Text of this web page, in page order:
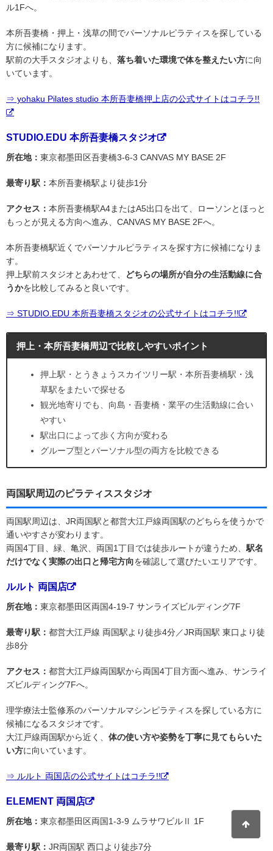
ル1Fへ。
本所吾妻橋・押上・浅草の間でパーソナルピラティスを探している
方に候補になります。
駅前の大手スタジオよりも、 落ち着いた環境で体を整えたい方に向
いています。
⇒ yohaku Pilates studio 本所吾妻橋押上店の公式サイトはコチラ!!
STUDIO.EDU 本所吾妻橋スタジオ
所在地： 東京都墨田区吾妻橋3-6-3 CANVAS MY BASE 2F
最寄り駅： 本所吾妻橋駅より徒歩1分
アクセス： 本所吾妻橋駅A4またはA5出口を出て、ローソンとほっと
もっとが見える方向へ進み、CANVAS MY BASE 2Fへ。
本所吾妻橋駅近くでパーソナルピラティスを探す方に候補になりま
す。
押上駅前スタジオとあわせて、
どちらの場所が自分の生活動線に合
うかを比較してみると良いです。
⇒ STUDIO.EDU 本所吾妻橋スタジオの公式サイトはコチラ!!
押上・本所吾妻橋周辺で比較しやすいポイント
押上駅・とうきょうスカイツリー駅・本所吾妻橋駅・浅
草駅をまたいで探せる
観光地寄りでも、向島・吾妻橋・業平の生活動線に合い
やすい
駅出口によって歩く方向が変わる
グループ型とパーソナル型の両方を比較できる
両国駅周辺のピラティススタジオ
両国駅周辺は、JR両国駅と都営大江戸線両国駅のどちらを使うかで
通いやすさが変わります。
両国4丁目、緑、亀沢、両国1丁目では徒歩ルートが違うため、 駅名
だけでなく実際の出口と帰宅方向を確認して選びたいエリアです。
ルルト 両国店
所在地： 東京都墨田区両国4-19-7 サンライズビルディング7F
最寄り駅： 都営大江戸線 両国駅より徒歩4分／JR両国駅 東口より徒
歩8分
アクセス： 都営大江戸線両国駅から両国4丁目方面へ進み、サンライ
ズビルディング7Fへ。
理学療法士監修系のパーソナルマシンピラティスを探している方に
候補になるスタジオです。
大江戸線両国駅から近く、 体の使い方や姿勢を丁寧に見てもらいた
い方に向いています。
⇒ ルルト 両国店の公式サイトはコチラ!!
ELEMENT 両国店
所在地： 東京都墨田区両国1-3-9 ムラサワビルⅡ 1F
最寄り駅： JR両国駅 西口より徒歩7分